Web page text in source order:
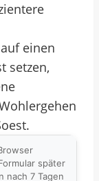
einen
setzen,
später
nach 7 Tagen